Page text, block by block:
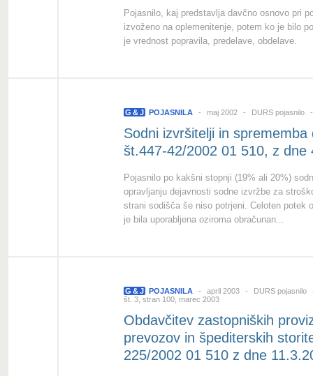
Pojasnilo, kaj predstavlja davčno osnovo pri
izvoženo na oplemenitenje, potem ko je bilo
je vrednost popravila, predelave, obdelave.
G &J POJASNILA maj 2002 DURS pojasnilo
Sodni izvršitelji in
št.447-42/2002 01 510, z dne
Pojasnilo po kakšni stopnji (19% ali 20%)
opravljanju dejavnosti sodne izvržbe za
strani sodišča še niso potrjeni. Celoten potek
je bila uporabljena oziroma obračunan...
G &J POJASNILA april 2003
DURS pojasnilo
št. 3, stran 100, marec 2003
Obdavčitev zastopniških
prevozov in špediterskih
225/2002 01 510 z dne